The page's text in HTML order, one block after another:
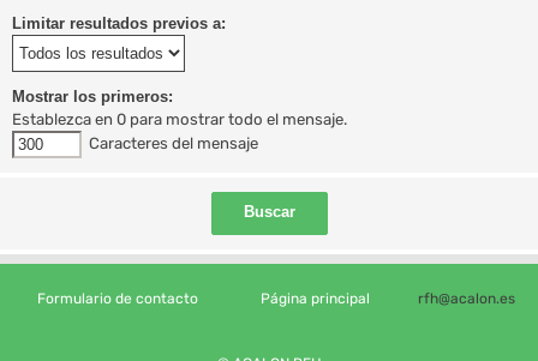
Limitar resultados previos a:
Mostrar los primeros:
Establezca en 0 para mostrar todo el mensaje.
Caracteres del mensaje
Formulario de contacto Página principal rfh@acalon.es